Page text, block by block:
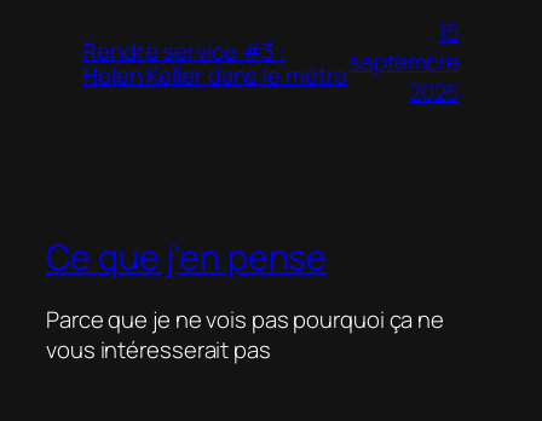
Rendre service #3 :
Helen Keller dans le métro
15
septembre
2025
Ce que j'en pense
Parce que je ne vois pas pourquoi ça ne
vous intéresserait pas